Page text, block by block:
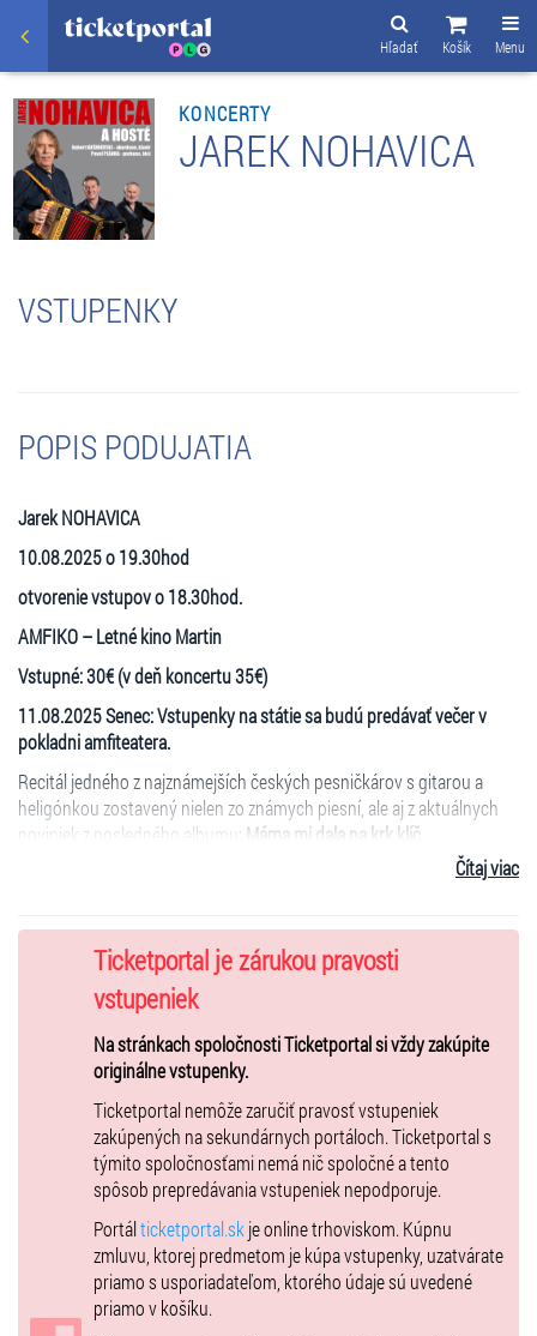
Menu
Košík
Hľadať
KONCERTY
JAREK NOHAVICA
VSTUPENKY
POPIS PODUJATIA
Jarek NOHAVICA
10.08.2025 o 19.30hod
otvorenie vstupov o 18.30hod.
AMFIKO – Letné kino Martin
Vstupné: 30€ (v deň koncertu 35€)
11.08.2025 Senec: Vstupenky na státie sa budú predávať večer v
pokladni amfiteatera.
Recitál jedného z najznámejších českých pesničkárov s gitarou a
heligónkou zostavený nielen zo známych piesní, ale aj z aktuálnych
noviniek z posledného albumu: Máma mi dala na krk klíč.
Fanúšikovia Jarka Nohavicu si už určite zvykli, že jeho koncerty sú
rozhodne sa majú na čo tešiť! Na súčasných koncertoch Jarka
sprevádza na akordeón a piano vynikajúci muzikant z Varšavy Robert
Kusmierski a na perkusie a bicie Pavel Plánka z Plzne
Na koncerte si môžu diváci zakúpiť CD, DVD atď.
Viac informácií nájdete nawww.nohavica.cz
Koncert je dlhý približne 2 hodiny bez prestávky.
Konzumácia alkoholických nápojov nie je povolená.
Zákaz vstupu deťom do 15 rokov !!!
Čítaj viac
Ticketportal je zárukou pravosti
vstupeniek
Na stránkach spoločnosti Ticketportal si vždy zakúpite
originálne vstupenky.
Ticketportal nemôže zaručiť pravosť vstupeniek
zakúpených na sekundárnych portáloch. Ticketportal s
týmito spoločnosťami nemá nič spoločné a tento
spôsob prepredávania vstupeniek nepodporuje.
Portálticketportal.skje online trhoviskom. Kúpnu
zmluvu, ktorej predmetom je kúpa vstupenky, uzatvárate
priamo s usporiadateľom, ktorého údaje sú uvedené
priamo v košíku.